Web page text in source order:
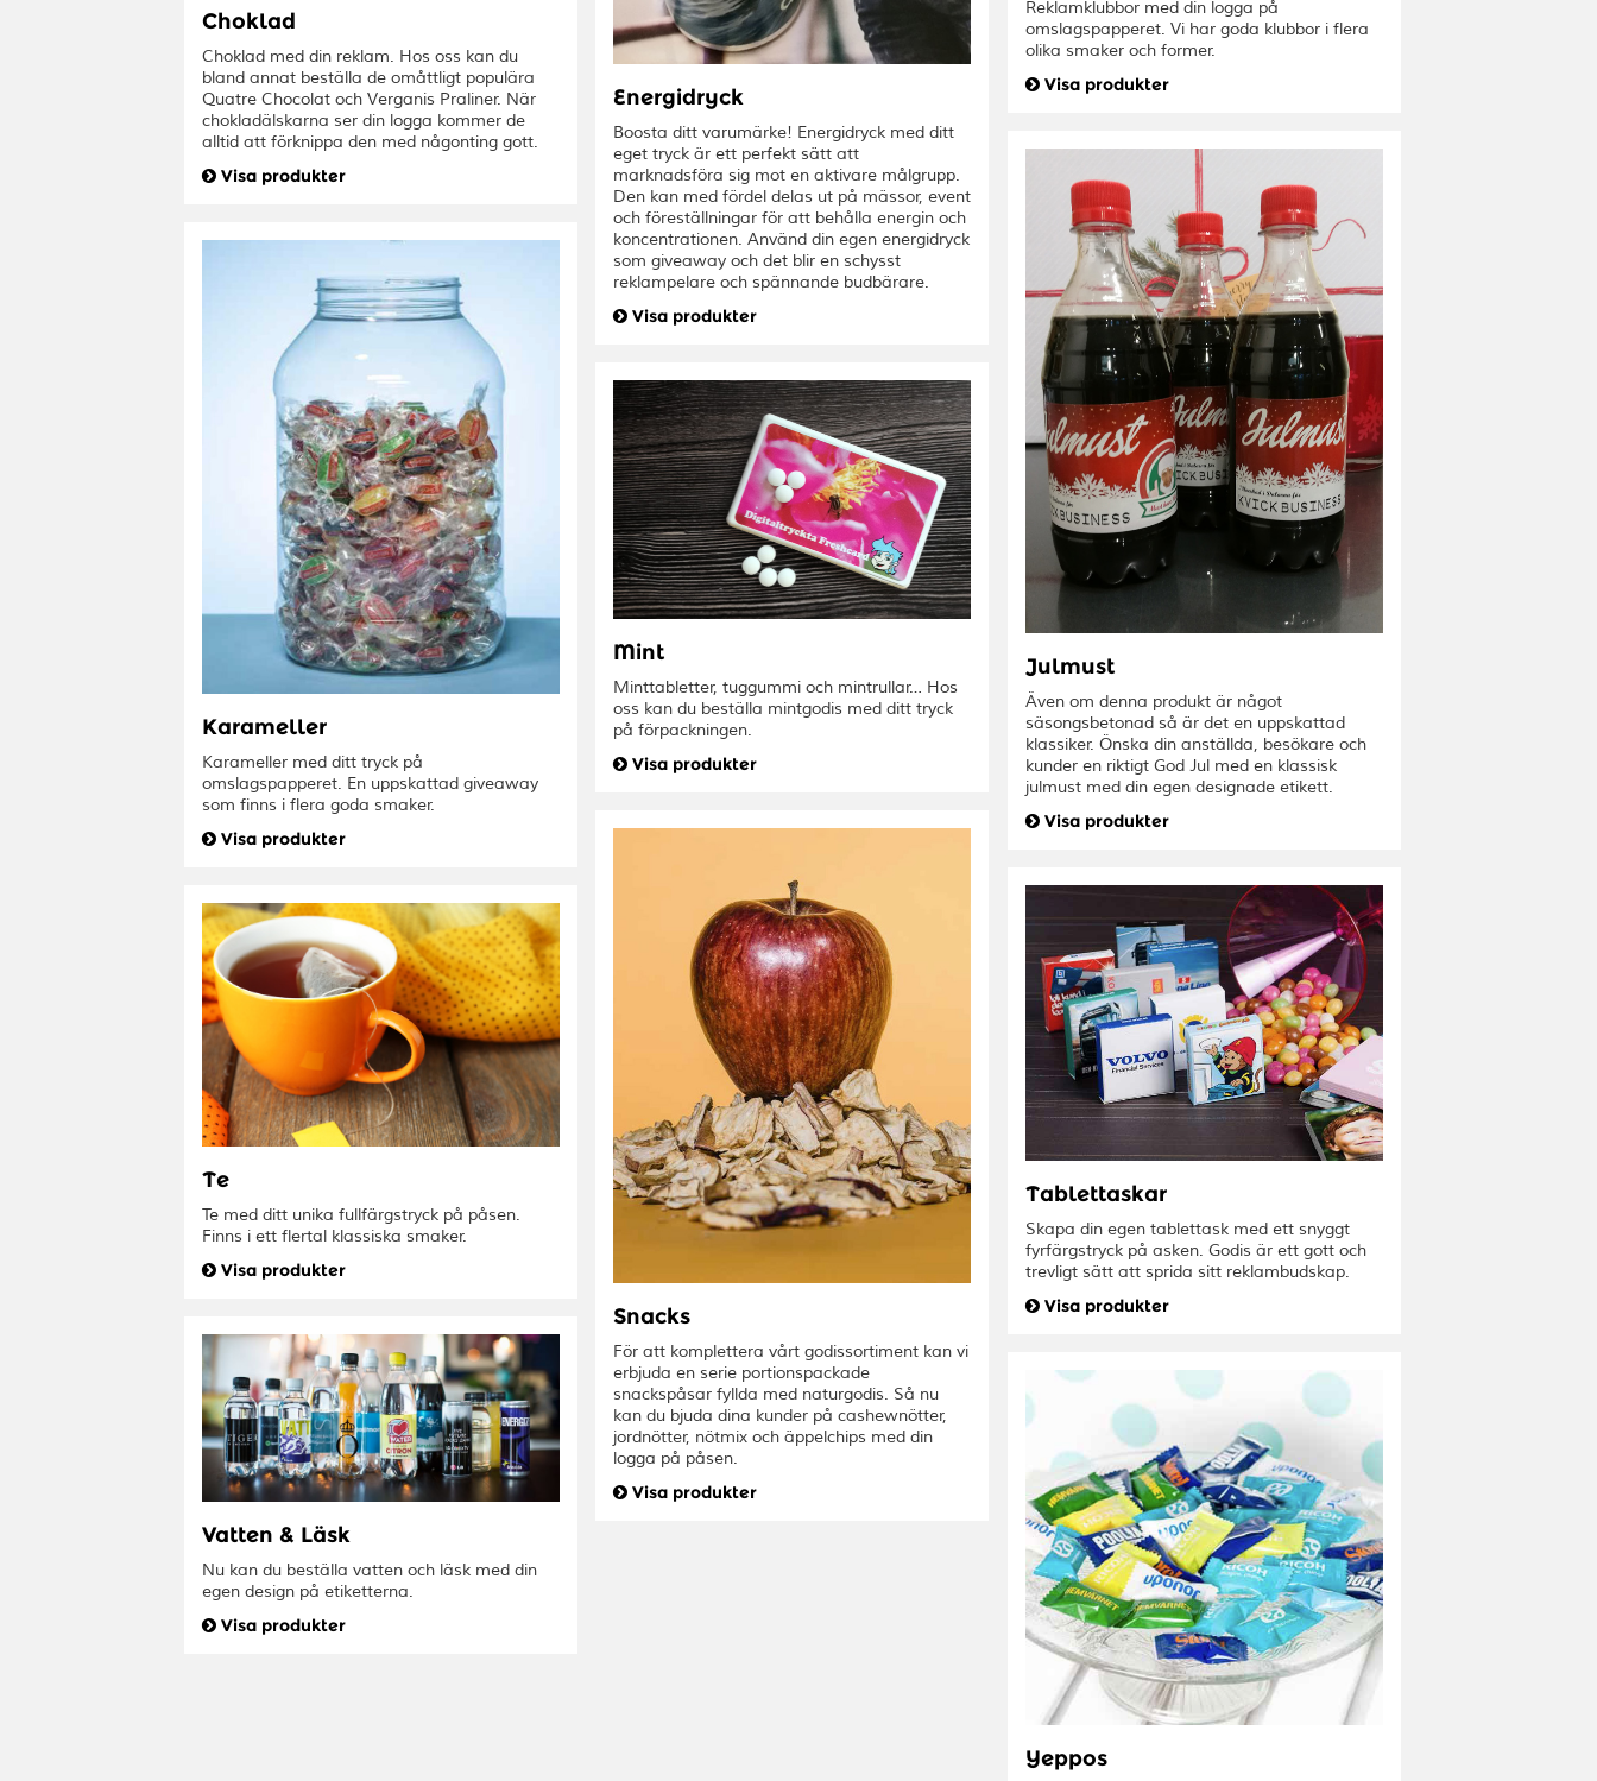
Choklad
Choklad med din reklam. Hos oss kan du
bland annat beställa de omåttligt populära
Quatre Chocolat och Verganis Praliner. När
chokladälskarna ser din logga kommer de
alltid att förknippa den med någonting gott.
Visa produkter
Energidryck
Boosta ditt varumärke! Energidryck med ditt
eget tryck är ett perfekt sätt att
marknadsföra sig mot en aktivare målgrupp.
Den kan med fördel delas ut på mässor, event
och föreställningar för att behålla energin och
koncentrationen. Använd din egen energidryck
som giveaway och det blir en schysst
reklampelare och spännande budbärare.
Visa produkter
Reklamklubbor med din logga på
omslagspapperet. Vi har goda klubbor i flera
olika smaker och former.
Visa produkter
Julmust
Även om denna produkt är något
säsongsbetonad så är det en uppskattad
klassiker. Önska din anställda, besökare och
kunder en riktigt God Jul med en klassisk
julmust med din egen designade etikett.
Visa produkter
Karameller
Karameller med ditt tryck på
omslagspapperet. En uppskattad giveaway
som finns i flera goda smaker.
Visa produkter
Mint
Minttabletter, tuggummi och mintrullar… Hos
oss kan du beställa mintgodis med ditt tryck
på förpackningen.
Visa produkter
Snacks
För att komplettera vårt godissortiment kan vi
erbjuda en serie portionspackade
snackspåsar fyllda med naturgodis. Så nu
kan du bjuda dina kunder på cashewnötter,
jordnötter, nötmix och äppelchips med din
logga på påsen.
Visa produkter
Tablettaskar
Skapa din egen tablettask med ett snyggt
fyrfärgstryck på asken. Godis är ett gott och
trevligt sätt att sprida sitt reklambudskap.
Visa produkter
Te
Te med ditt unika fullfärgstryck på påsen.
Finns i ett flertal klassiska smaker.
Visa produkter
Vatten & Läsk
Nu kan du beställa vatten och läsk med din
egen design på etiketterna.
Visa produkter
Yeppos